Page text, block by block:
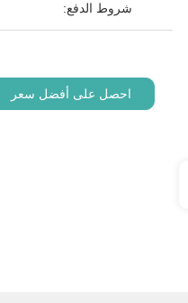
شروط الدفع:
احصل على أفضل سعر